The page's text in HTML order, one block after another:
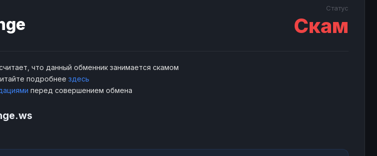
Статус
Скам
что данный обменник занимается скамом
подробнее здесь
перед совершением обмена